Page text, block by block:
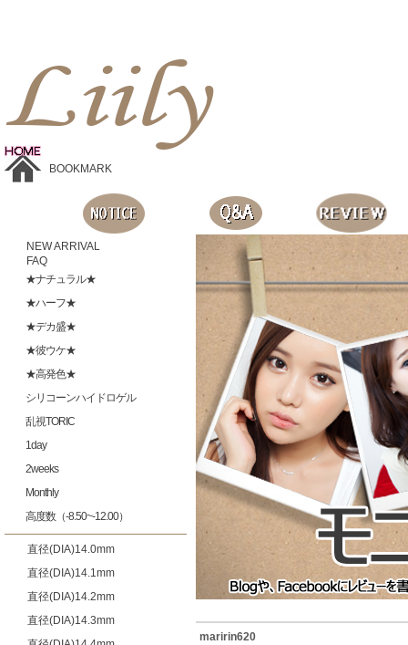
BOOKMARK
NEW ARRIVAL
FAQ
★ナチュラル★
★ハーフ★
★デカ盛★
★彼ウケ★
★高発色★
シリコーンハイドロゲル
乱視TORIC
1day
2weeks
Monthly
高度数（-8.50~-12.00）
直径(DIA)14.0mm
直径(DIA)14.1mm
直径(DIA)14.2mm
直径(DIA)14.3mm
maririn620